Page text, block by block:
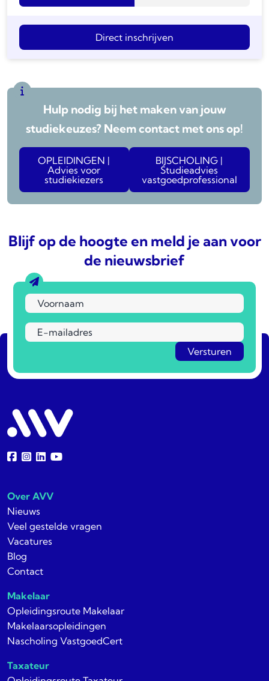
Direct inschrijven
Hulp nodig bij het maken van jouw
studiekeuzes? Neem contact met ons op!
OPLEIDINGEN |
Advies voor
studiekiezers
BIJSCHOLING |
Studieadvies
vastgoedprofessional
Blijf op de hoogte en meld je aan voor
de nieuwsbrief
Over AVV
Nieuws
Veel gestelde vragen
Vacatures
Blog
Contact
Makelaar
Opleidingsroute Makelaar
Makelaarsopleidingen
Nascholing VastgoedCert
Taxateur